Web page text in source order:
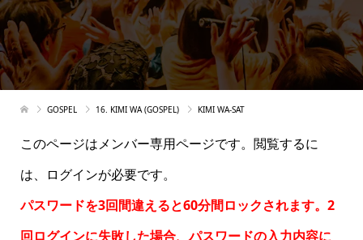
GOSPEL 16. KIMI WA (GOSPEL) KIMI WA-SAT
このページはメンバー専用ページです。閲覧するに
は、ログインが必要です。
パスワードを3回間違えると60分間ロックされます。2
回ログインに失敗した場合、パスワードの入力内容に